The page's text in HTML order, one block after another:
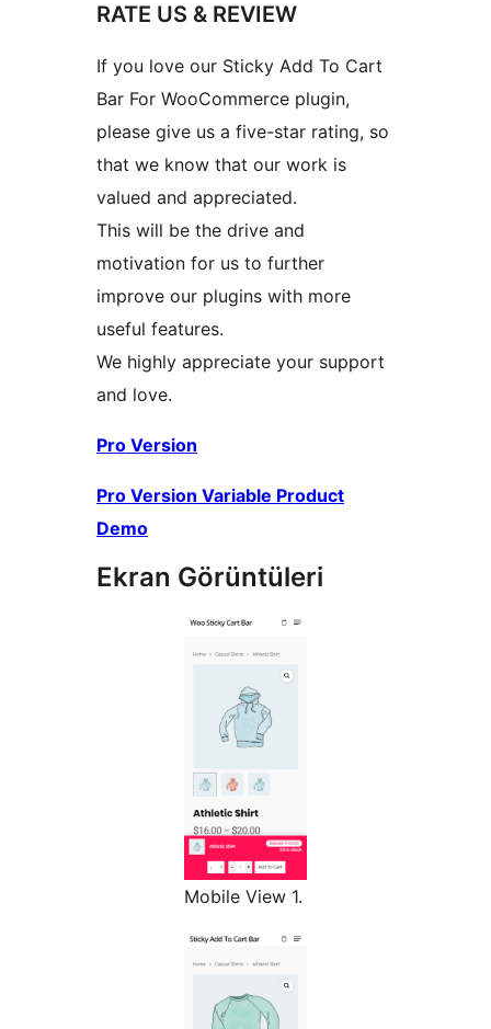
RATE US & REVIEW
If you love our Sticky Add To Cart
Bar For WooCommerce plugin,
please give us a five-star rating, so
that we know that our work is
valued and appreciated.
This will be the drive and
motivation for us to further
improve our plugins with more
useful features.
We highly appreciate your support
and love.
Pro Version
Pro Version Variable Product
Demo
Ekran Görüntüleri
Mobile View 1.